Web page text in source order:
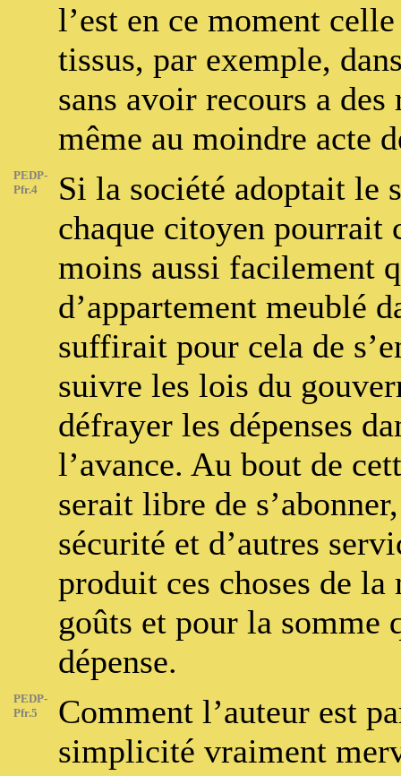
l’est en ce moment
tissus, par exemple,
sans avoir recours a
même au moindre acte
PEDP-
Pfr.4
Si la société adoptait le
chaque citoyen pourrait
moins aussi facilement
d’appartement meublé
suffirait pour cela de
suivre les lois du
défrayer les dépenses
l’avance. Au bout de
serait libre de
sécurité et d’autres
produit ces choses de
goûts et pour la somme
dépense.
PEDP-
Pfr.5
Comment l’auteur est
simplicité vraiment